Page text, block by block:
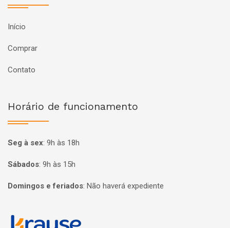
Início
Comprar
Contato
Horário de funcionamento
Seg à sex: 9h às 18h
Sábados: 9h às 15h
Domingos e feriados: Não haverá expediente
Página inicial